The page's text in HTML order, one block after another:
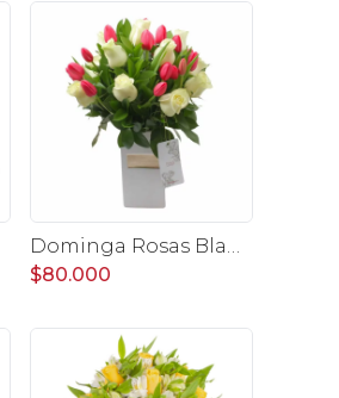
Dominga Rosas Blanco y Tulipanes Fucsia - Arreglo floral
$80.000